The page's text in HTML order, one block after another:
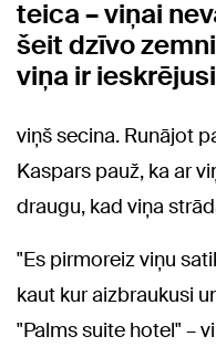
teica – viņai
šeit dzīvo
viņa ir
viņš secina. Runājot
Kaspars pauž, ka ar
draugu, kad viņa
"Es pirmoreiz viņu
kaut kur aizbraukusi
"Palms suite hotel" –